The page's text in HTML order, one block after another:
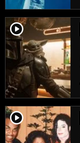
player2
player2